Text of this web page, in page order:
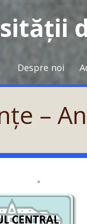
Despre noi
–
*